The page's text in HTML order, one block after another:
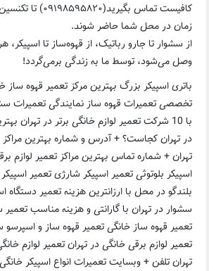
کافیست تماس
زمان در محل شما حاضر شوند.
از سشوار تا جارو رباتیک، از قهوه‌ساز تا اسپیکر،
وصل می‌شود، توسط ما به زندگی برمی‌گردد!
باتری اسپیکر بزرگ بهترین مرکز تعمیر قهوه ساز
تخصصی تعمیرات قهوه ساز نمایندگی تعمیرات
با 10 شرکت تعمیر لوازم خانگی برتر در تهران
در تهران کجاست؟ + آدرس و شماره بهترین مراکز
تهران + شماره تماس بهترین مراکز تعمیر لوازم
اسپیکر بلوتوثی تعمیر اسپیکر شارژی تعمیر
بلندگو در محل با ارزانترین هزینه تعمیر دستگاه
سشوار در تهران با گارانتی و هزینه مناسب
تعمیر قهوه ساز خانگی تعمیر قهوه ساز و اسپرسو
تعمیر لوازم برقی خانگی در تهران تعمیر لوازم
تهران تلفن + وبسایت تعمیرات انواع اسپیکر